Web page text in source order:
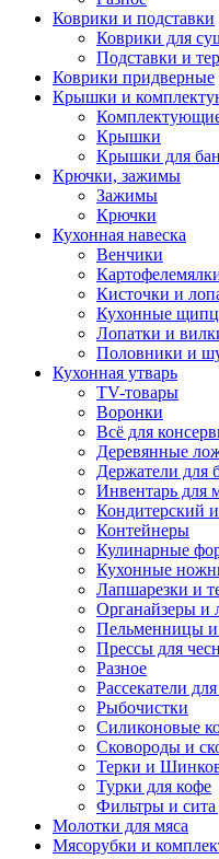
Коврики и подставки
Коврики для
Подставки и
Коврики придверные
Крышки и
Крышки
Крышки для
Крючки, зажимы
Зажимы
Крючки
Кухонная навеска
Венчики
Кисточки и
Кухонные
Лопатки и
Половники и
Кухонная утварь
TV-товары
Воронки
Всё для
Деревянные
Держатели для
Инвентарь для
Кондитерский
Контейнеры
Кулинарные
Кухонные
Лапшарезки и
Органайзеры и
Пельменницы
Прессы для
Разное
Рассекатели
Рыбочистки
Силиконовые
Сковороды и
Терки и
Турки для кофе
Фильтры и
Молотки для мяса
Мясорубки и